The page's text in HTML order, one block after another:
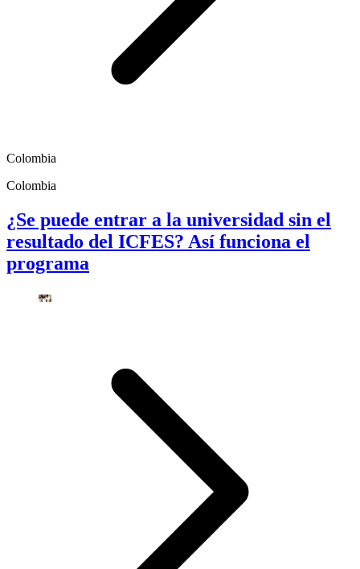
Colombia
Colombia
¿Se puede entrar a la universidad sin el
resultado del ICFES? Así funciona el
programa